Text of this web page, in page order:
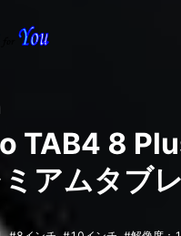
TAB4 8
アムタブ